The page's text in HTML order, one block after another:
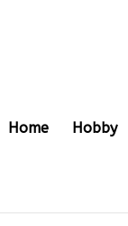
Home Hobby